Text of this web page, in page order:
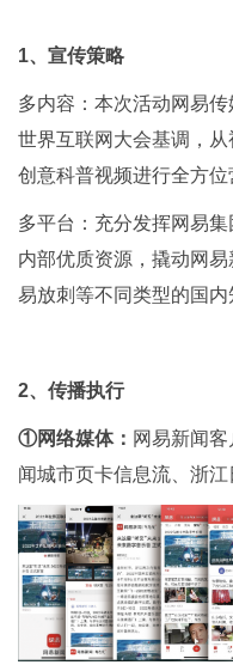
1、宣传策略
多内容：本次活动网易
世界互联网大会基调，从
创意科普视频进行全方位
多平台：充分发挥网易
内部优质资源，撬动网
易放刺等不同类型的国内
2、传播执行
①网络媒体： 网易新闻
闻城市页卡信息流、浙江